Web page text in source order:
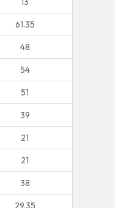
61.35
48
54
51
39
21
21
38
29.35